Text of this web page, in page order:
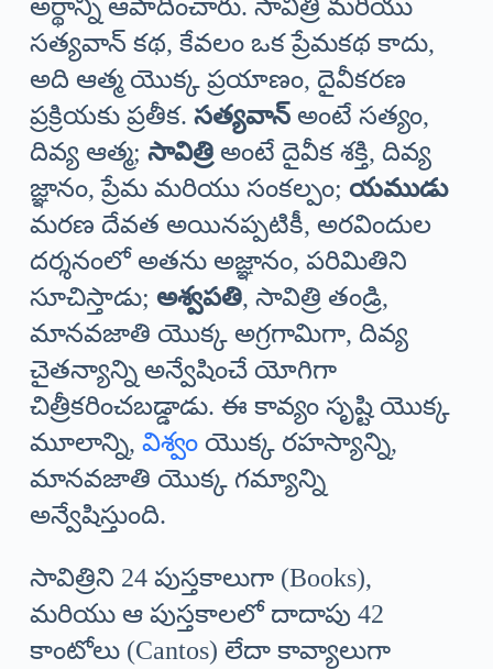
అర్థాన్ని ఆపాదించారు. సావిత్రి మరియు
సత్యవాన్ కథ, కేవలం ఒక ప్రేమకథ కాదు,
అది ఆత్మ యొక్క ప్రయాణం, దైవీకరణ
ప్రక్రియకు ప్రతీక. సత్యవాన్అంటే సత్యం,
దివ్య ఆత్మ; సావిత్రిఅంటే దైవీక శక్తి, దివ్య
జ్ఞానం, ప్రేమ మరియు సంకల్పం; యముడు
మరణ దేవత అయినప్పటికీ, అరవిందుల
దర్శనంలో అతను అజ్ఞానం, పరిమితిని
సూచిస్తాడు; అశ్వపతి, సావిత్రి తండ్రి,
మానవజాతి యొక్క అగ్రగామిగా, దివ్య
చైతన్యాన్ని అన్వేషించే యోగిగా
చిత్రీకరించబడ్డాడు. ఈ కావ్యం సృష్టి యొక్క
మూలాన్ని, విశ్వంయొక్క రహస్యాన్ని,
మానవజాతి యొక్క గమ్యాన్ని
అన్వేషిస్తుంది.
సావిత్రిని 24 పుస్తకాలుగా (Books),
మరియు ఆ పుస్తకాలలో దాదాపు 42
కాంటోలు (Cantos) లేదా కావ్యాలుగా